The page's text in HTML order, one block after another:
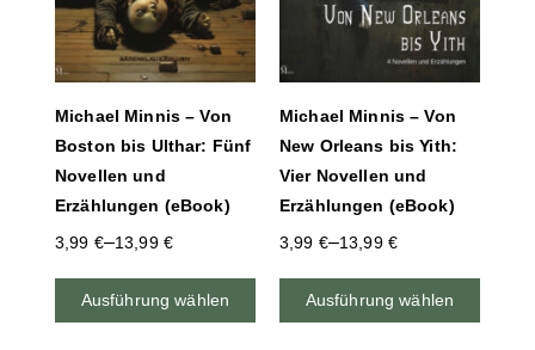
Michael Minnis – Von
Boston bis Ulthar: Fünf
Novellen und
Erzählungen (eBook)
3,99 €–13,99 €
Ausführung wählen
Michael Minnis – Von
New Orleans bis Yith:
Vier Novellen und
Erzählungen (eBook)
3,99 €–13,99 €
Ausführung wählen